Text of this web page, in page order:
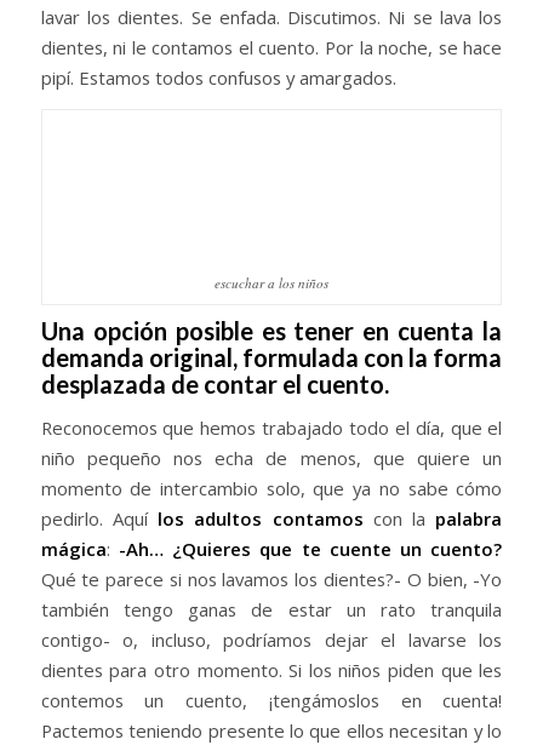
lavar los dientes. Se enfada. Discutimos. Ni se lava los
dientes, ni le contamos el cuento. Por la noche, se hace
pipí. Estamos todos confusos y amargados.
escuchar a los niños
Una opción posible es tener en cuenta la
demanda original, formulada con la forma
desplazada de contar el cuento.
Reconocemos que hemos trabajado todo el día, que el
niño pequeño nos echa de menos, que quiere un
momento de intercambio solo, que ya no sabe cómo
pedirlo. Aquí los adultos contamos con la palabra
mágica: -Ah… ¿Quieres que te cuente un cuento?
Qué te parece si nos lavamos los dientes?- O bien, -Yo
también tengo ganas de estar un rato tranquila
contigo- o, incluso, podríamos dejar el lavarse los
dientes para otro momento. Si los niños piden que les
contemos un cuento, ¡tengámoslos en cuenta!
Pactemos teniendo presente lo que ellos necesitan y lo